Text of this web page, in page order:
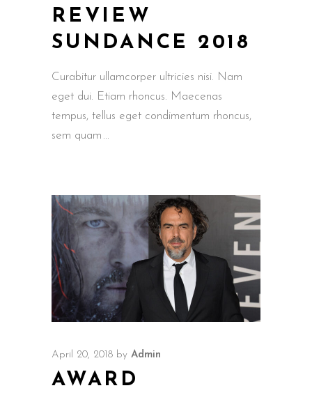
REVIEW
SUNDANCE 2018
Curabitur ullamcorper ultricies nisi. Nam
eget dui. Etiam rhoncus. Maecenas
tempus, tellus eget condimentum rhoncus,
sem quam
April 20, 2018 by Admin
AWARD